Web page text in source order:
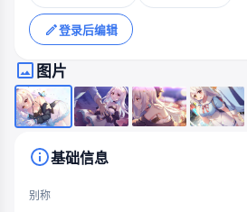
登录后编辑
图片
基础信息
别称